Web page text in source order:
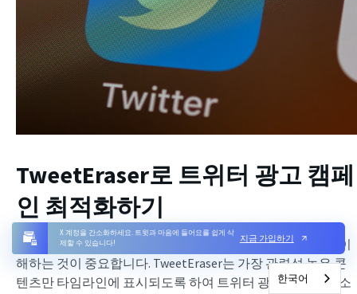
TweetEraser로 트위터 광고 캠페
인 최적화하기
성공적인 광고 캠페인을 운영하려면 플랫폼의 광고 크기를 이
해하는 것이 중요합니다. TweetEraser는 가장 관련성 높은 콘
텐츠만 타임라인에 표시되도록 하여 트위터 광고 전략을 간소
X 계정을 간소화하세요. 트윗과 마음에 들어요를 쉽게 삭
제할 수 있습니다!
지금 가입하기
한국어